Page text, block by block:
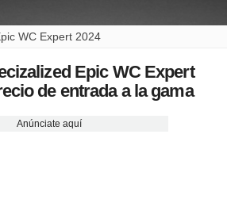
WC Expert 2024
Epic WC Expert
de entrada a la gama
Anúnciate aquí